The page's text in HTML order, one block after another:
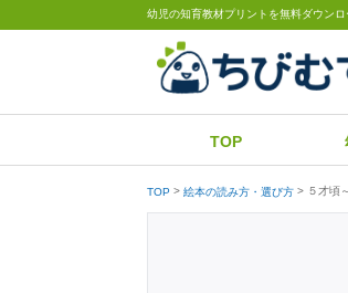
幼児の知育教材プリントを無料ダウンロ
TOP
TOP 絵本の読み方・選び方 ５才頃